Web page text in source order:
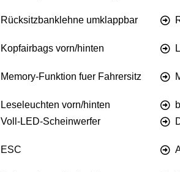
Rücksitzbanklehne umklappbar
Kopfairbags vorn/hinten
Memory-Funktion fuer Fahrersitz
Leseleuchten vorn/hinten
Voll-LED-Scheinwerfer
ESC